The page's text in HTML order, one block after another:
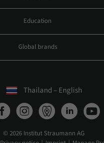
Education
Global brands
Thailand – English
© 2026 Institut Straumann AG